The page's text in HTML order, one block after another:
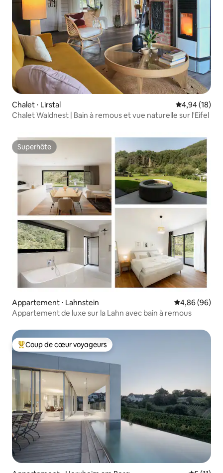
Chalet ⋅ Lirstal Évaluation
4,94 (18)
Chalet Waldnest | Bain à remous et vue naturelle sur l'Eifel
Superhôte
Superhôte
Appartement ⋅ Lahnstein Évaluation
4,86 (96)
Appartement de luxe sur la Lahn avec bain à remous
Coups de cœur voyageurs les plus appréciés
Coup de cœur voyageurs